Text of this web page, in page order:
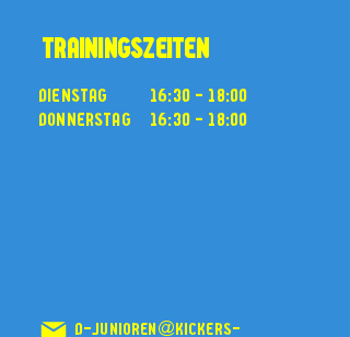
trainingszeiten
Dienstag
Donnerstag
16:30 - 18:00
16:30 - 18:00
D-Junioren@kickers-